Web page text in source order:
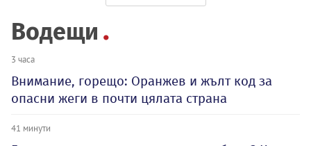
Водещи
3 часа
Внимание, горещо: Оранжев и жълт код за
опасни жеги в почти цялата страна
41 минути